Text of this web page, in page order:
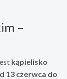
–
kąpielisko
13 czerwca do